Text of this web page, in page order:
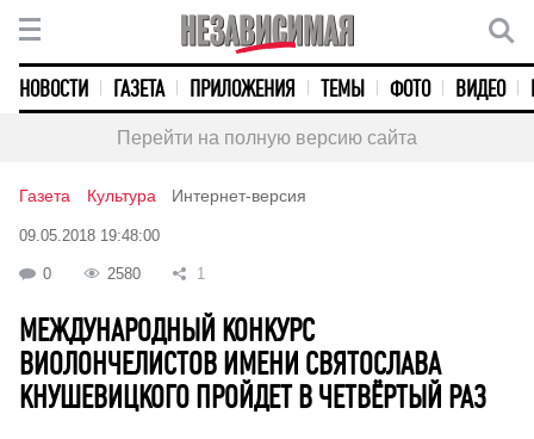
НОВОСТИ ГАЗЕТА ПРИЛОЖЕНИЯ ТЕМЫ ФОТО ВИДЕО
Перейти на полную версию сайта
Газета Культура Интернет-версия
09.05.2018 19:48:00
0 2580 1
МЕЖДУНАРОДНЫЙ КОНКУРС
ВИОЛОНЧЕЛИСТОВ ИМЕНИ СВЯТОСЛАВА
КНУШЕВИЦКОГО ПРОЙДЕТ В ЧЕТВЁРТЫЙ РАЗ